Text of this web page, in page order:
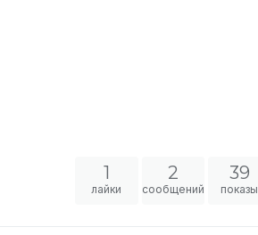
1
лайки
2
сообщений
39
показы